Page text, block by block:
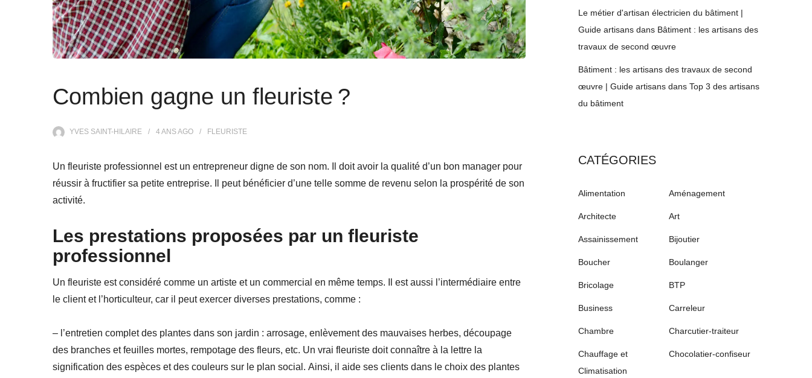
Combien gagne un fleuriste ?
YVES SAINT-HILAIRE 4 ANSAGO FLEURISTE
Un fleuriste professionnel est un entrepreneur digne de son nom. Il doit avoir la qualité d’un bon manager pour
réussir à fructifier sa petite entreprise. Il peut bénéficier d’une telle somme de revenu selon la prospérité de son
activité.
Les prestations proposées par un fleuriste
professionnel
Un fleuriste est considéré comme un artiste et un commercial en même temps. Il est aussi l’intermédiaire entre
le client et l’horticulteur, car il peut exercer diverses prestations, comme :
– l’entretien complet des plantes dans son jardin : arrosage, enlèvement des mauvaises herbes, découpage
des branches et feuilles mortes, rempotage des fleurs, etc. Un vrai fleuriste doit connaître à la lettre la
signification des espèces et des couleurs sur le plan social. Ainsi, il aide ses clients dans le choix des plantes
Le métier d'artisan électricien du bâtiment |
Guide artisans dans Bâtiment : les artisans des
travaux de second œuvre
Bâtiment : les artisans des travaux de second
œuvre | Guide artisans dans Top 3 des artisans
du bâtiment
CATÉGORIES
Alimentation Aménagement
Architecte Art
Assainissement Bijoutier
Boucher Boulanger
Bricolage BTP
Business Carreleur
Chambre Charcutier-traiteur
Chauffage et
Climatisation
Chocolatier-confiseur